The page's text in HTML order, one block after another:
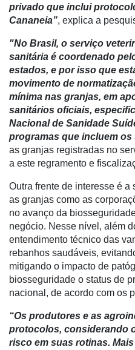
privado que inclui
Cananeia”, explica a
"No Brasil, o serviço
sanitária é coordenado
estados, e por isso que
movimento de
mínima nas granjas, em
sanitários oficiais,
Nacional de Sanidade
programas que incluem
as granjas registradas no
a este regramento e
Outra frente de interesse é
as granjas como as
no avanço da
negócio. Nesse nível, além
entendimento técnico das
rebanhos saudáveis,
mitigando o impacto de
biosseguridade o status de
nacional, de acordo com os
“Os produtores e as
protocolos, considerando
risco em suas rotinas.